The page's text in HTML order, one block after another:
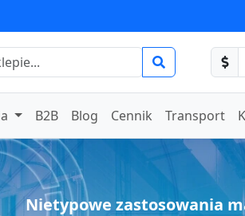
B2B Blog Cennik Transport
Nietypowe zastosowania